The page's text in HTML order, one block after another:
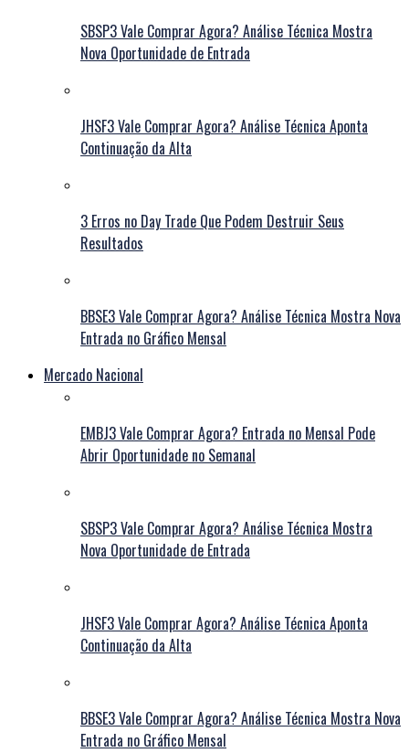
SBSP3 Vale Comprar Agora? Análise Técnica Mostra
Nova Oportunidade de Entrada
JHSF3 Vale Comprar Agora? Análise Técnica Aponta
Continuação da Alta
3 Erros no Day Trade Que Podem Destruir Seus
Resultados
BBSE3 Vale Comprar Agora? Análise Técnica Mostra Nova
Entrada no Gráfico Mensal
Mercado Nacional
EMBJ3 Vale Comprar Agora? Entrada no Mensal Pode
Abrir Oportunidade no Semanal
SBSP3 Vale Comprar Agora? Análise Técnica Mostra
Nova Oportunidade de Entrada
JHSF3 Vale Comprar Agora? Análise Técnica Aponta
Continuação da Alta
BBSE3 Vale Comprar Agora? Análise Técnica Mostra Nova
Entrada no Gráfico Mensal